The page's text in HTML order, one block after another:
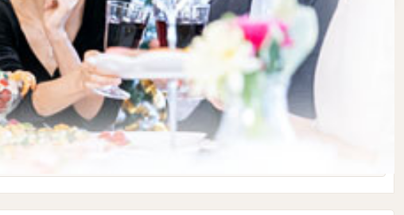
お散歩。自然とカップル誕生？！こんなデートも良いかも♪♪地元のお土